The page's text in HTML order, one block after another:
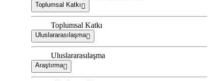
Toplumsal Katkı
Toplumsal Katkı
Uluslararasılaşma
Uluslararasılaşma
Araştırma